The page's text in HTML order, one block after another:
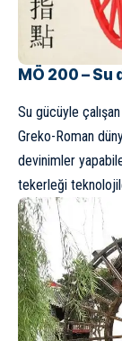
MÖ 200 – Su
Su gücüyle
Greko-Roman
devinimler
tekerleği